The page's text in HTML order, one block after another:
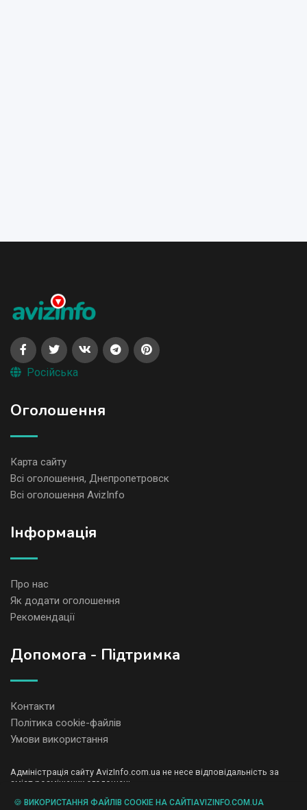
Російська
Оголошення
Карта сайту
Всі оголошення, Днепропетровск
Всі оголошення AvizInfo
Iнформація
Про нас
Як додати оголошення
Рекомендації
Допомога - Підтримка
Контакти
Політика cookie-файлів
Умови використання
Адміністрація сайту AvizInfo.com.ua не несе відповідальність за
зміст розміщених оголошень.
і не продаємо особисту інформацію зареєстрованих користувачів
🍪 ВИКОРИСТАННЯ ФАЙЛІВ COOKIE НА САЙТІAVIZINFO.COM.UA